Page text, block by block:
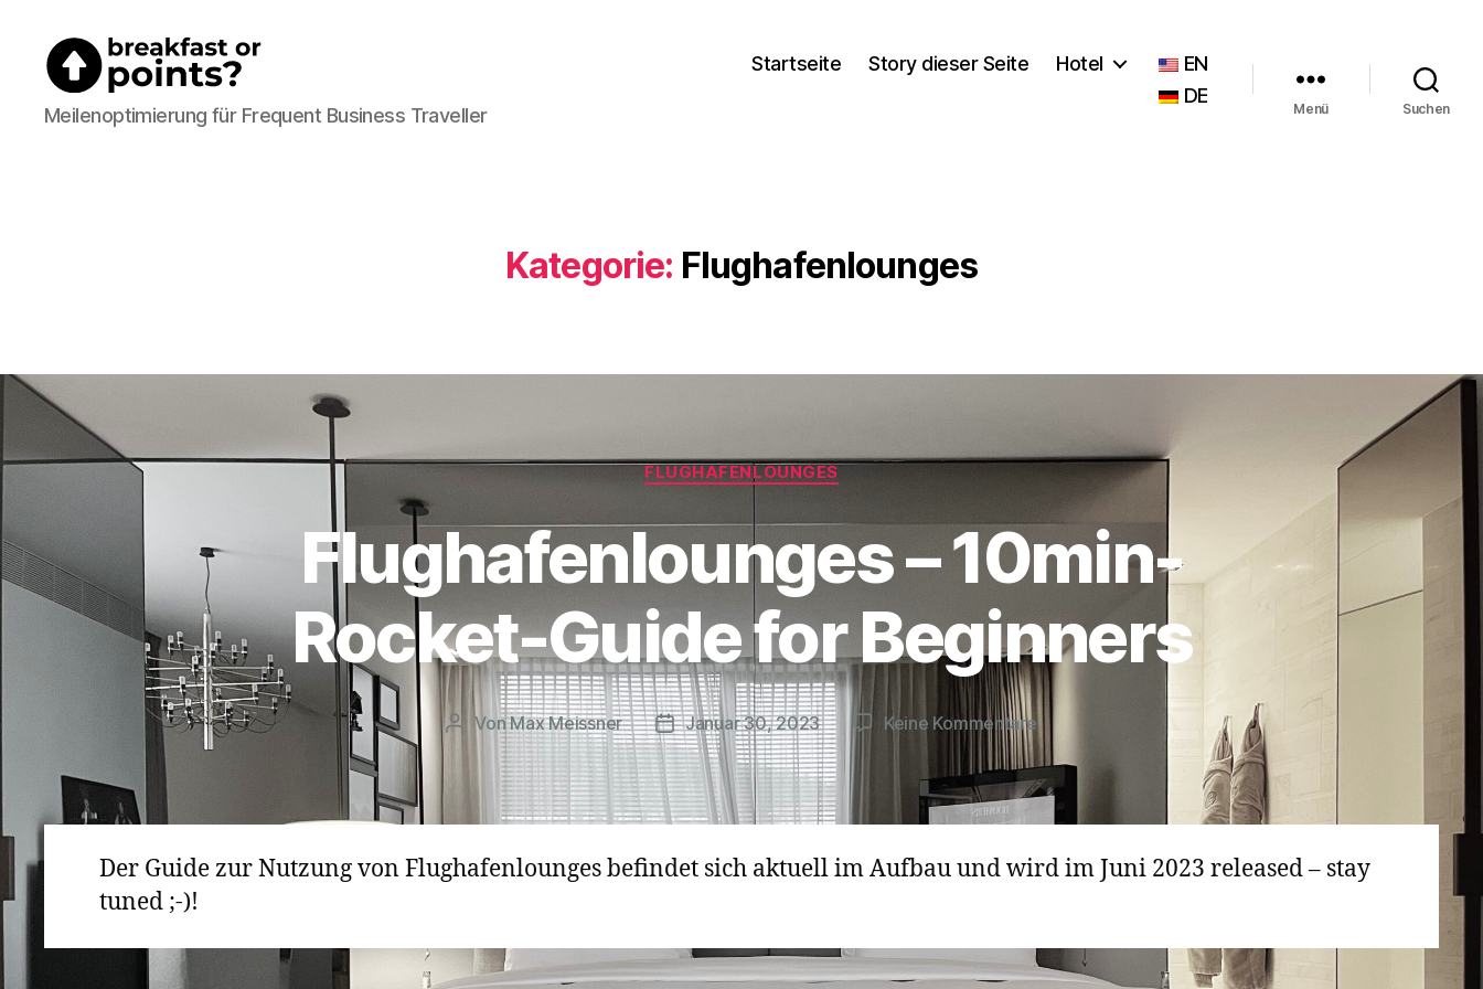
Breakfast
or
Meilenoptimierung für Frequent Business Traveller
Startseite Story dieser Seite Hotel
EN
DE
Menü Suchen
Kategorie: Flughafenlounges
Kategorien
FLUGHAFENLOUNGES
Flughafenlounges – 10min-
Rocket-Guide for Beginners
Beitragsautor
VonMax Meissner Beitragsdatum
Januar 30, 2023 Keine Kommentarezu
Flughafenlounges
–
10min-
Rocket-
Guide
for
Der Guide zur Nutzung von Flughafenlounges befindet sich aktuell im Aufbau und wird im Juni 2023 released – stay
tuned ;-)!